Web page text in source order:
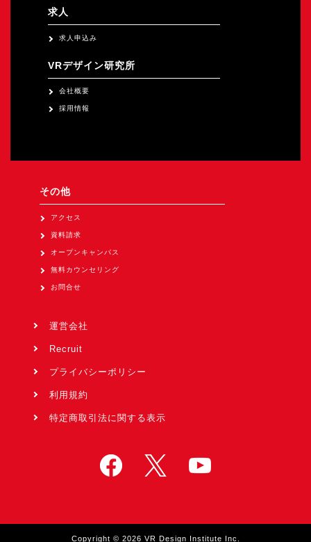
求人
求人申込み
VRデザイン研究所
会社概要
採用情報
その他
アクセス
資料請求
オープンキャンパス
無料カウンセリング
お問合せ
運営会社
Recruit
プライバシーポリシー
利用規約
特定商取引法に関する表示
Copyright © 2026 VR Design Institute Inc.